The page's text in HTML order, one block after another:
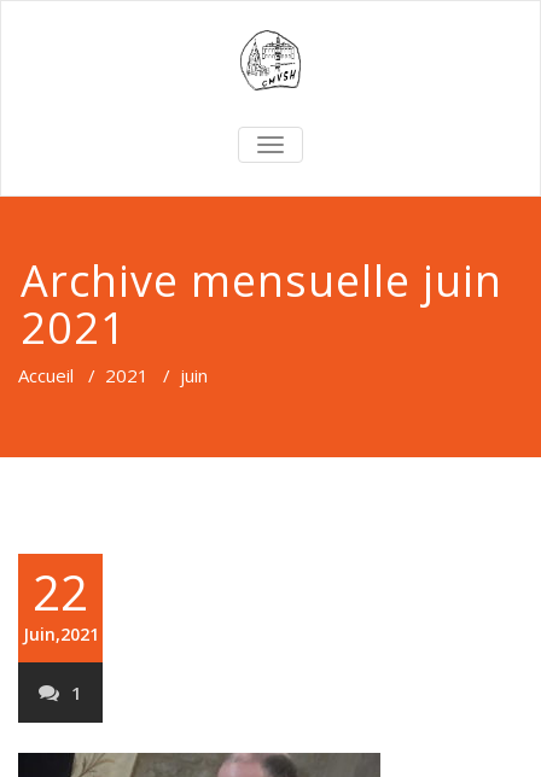
TOGGLE
NAVIGATION
Archive mensuelle juin
2021
Accueil / 2021 / juin
22
Juin,2021
1